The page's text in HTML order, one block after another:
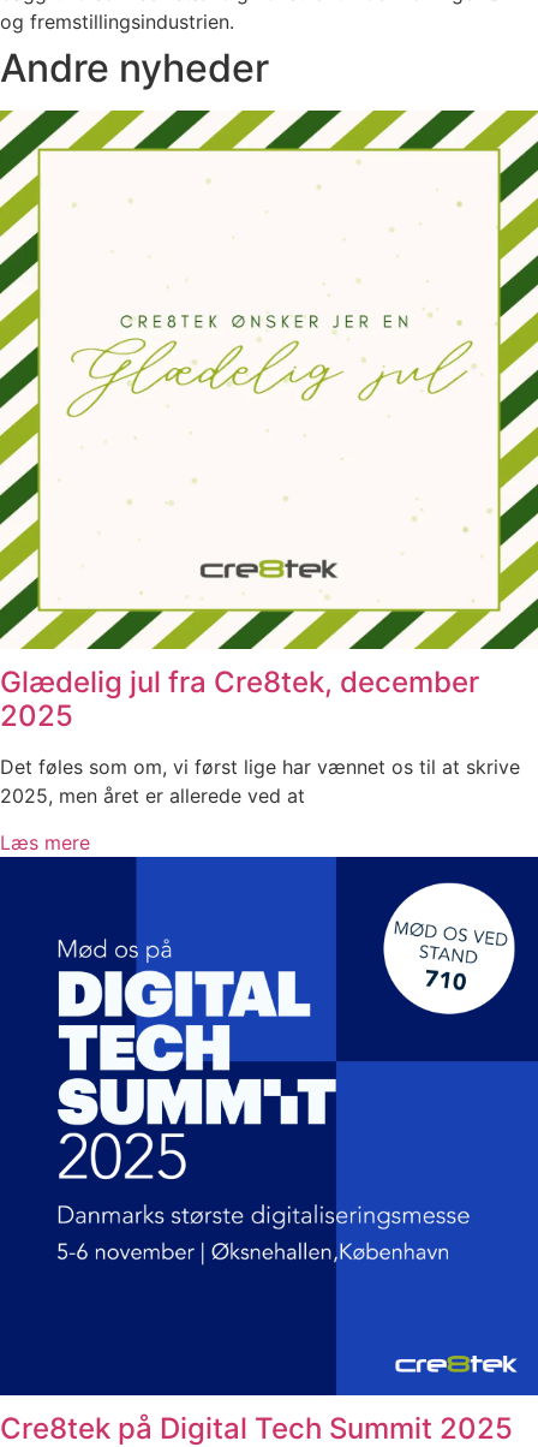
og fremstillingsindustrien.
Andre nyheder
Glædelig jul fra Cre8tek, december
2025
Det føles som om, vi først lige har vænnet os til at skrive
2025, men året er allerede ved at
Læs mere
Cre8tek på Digital Tech Summit 2025